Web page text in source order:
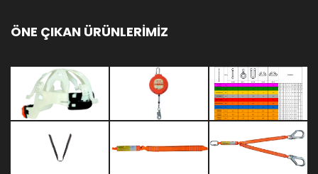
ÖNE ÇIKAN ÜRÜNLERİMİZ